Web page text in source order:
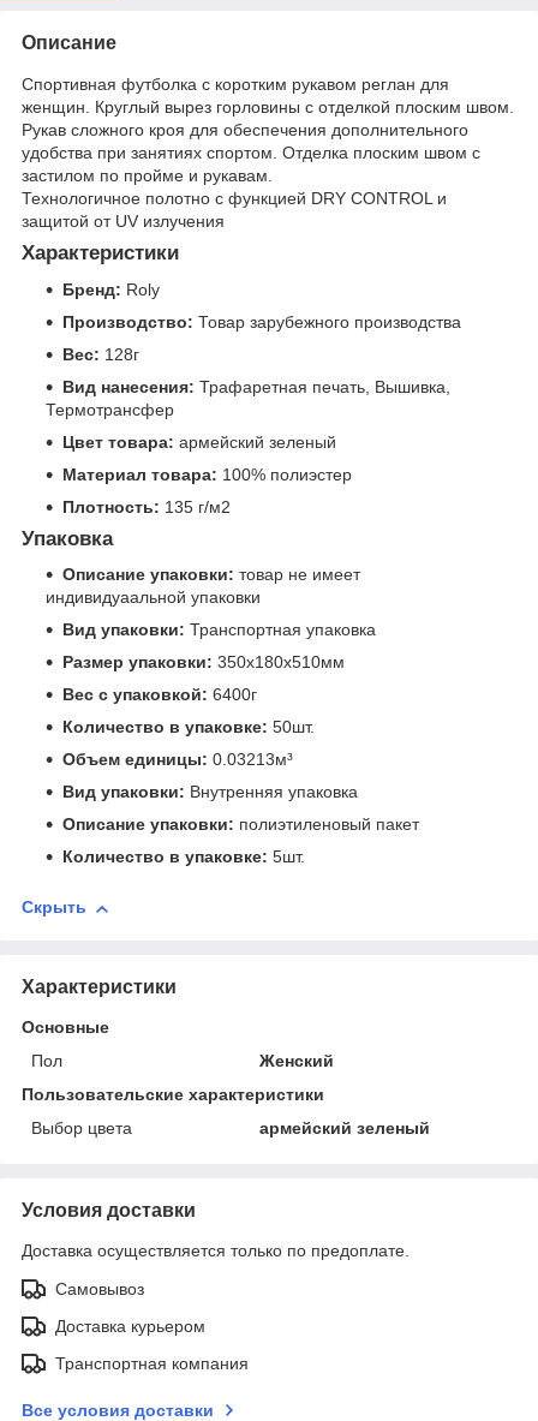
Описание
Спортивная футболка с коротким рукавом реглан для
женщин. Круглый вырез горловины с отделкой плоским швом.
Рукав сложного кроя для обеспечения дополнительного
удобства при занятиях спортом. Отделка плоским швом с
застилом по пройме и рукавам.
Технологичное полотно с функцией DRY CONTROL и
защитой от UV излучения
Характеристики
Бренд: Roly
Производство: Товар зарубежного производства
Вес: 128г
Вид нанесения: Трафаретная печать, Вышивка,
Термотрансфер
Цвет товара: армейский зеленый
Материал товара: 100% полиэстер
Плотность: 135 г/м2
Упаковка
Описание упаковки: товар не имеет
индивидуаальной упаковки
Вид упаковки: Транспортная упаковка
Размер упаковки: 350x180x510мм
Вес с упаковкой: 6400г
Количество в упаковке: 50шт.
Объем единицы: 0.03213м³
Вид упаковки: Внутренняя упаковка
Описание упаковки: полиэтиленовый пакет
Количество в упаковке: 5шт.
Скрыть
Характеристики
Основные
Пол
Женский
Пользовательские характеристики
Выбор цвета
армейский зеленый
Условия доставки
Доставка осуществляется только по предоплате.
Самовывоз
Доставка курьером
Транспортная компания
Все условия доставки